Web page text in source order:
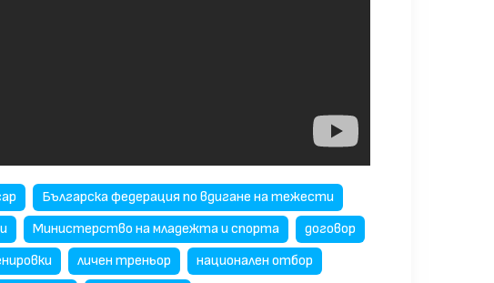
Българска федерация по вдигане на тежести
Министерство на младежта и спорта
договор
личен треньор
национален отбор